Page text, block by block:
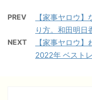
PREV
【家事ヤロウ
り方。和田明日
NEXT
【家事ヤロウ
2022年 ベスト